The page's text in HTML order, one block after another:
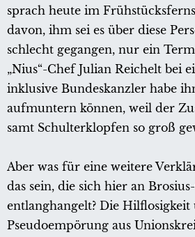
sprach heute im
davon, ihm sei es über diese
schlecht gegangen, nur ein
„Nius“-Chef Julian Reichelt bei
inklusive Bundeskanzler habe
aufmuntern können, weil der
samt Schulterklopfen so groß
Aber was für eine weitere
das sein, die sich hier an
entlanghangelt? Die Hilflosigkeit
Pseudoempörung aus